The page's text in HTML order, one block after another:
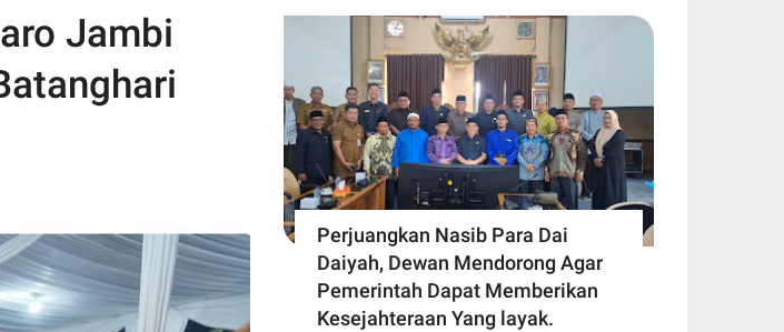
Jambi
Perjuangkan Nasib Para Dai
Daiyah, Dewan Mendorong Agar
Pemerintah Dapat Memberikan
Kesejahteraan Yang layak.